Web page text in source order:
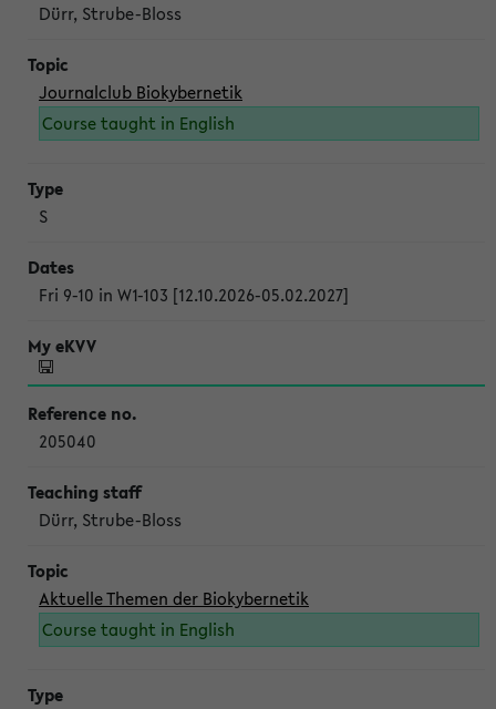
Dürr, Strube-Bloss
Journalclub Biokybernetik
Course taught in English
S
Fri 9-10 in W1-103 [12.10.2026-05.02.2027]
205040
Dürr, Strube-Bloss
Aktuelle Themen der Biokybernetik
Course taught in English